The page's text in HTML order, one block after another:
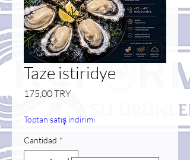
Taze istiridye
175,00 TRYPrecio
Toptan satış indirimi
Cantidad *